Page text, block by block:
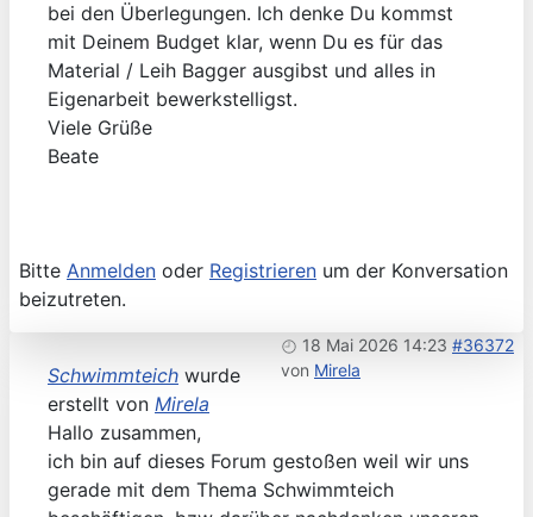
bei den Überlegungen. Ich denke Du kommst
mit Deinem Budget klar, wenn Du es für das
Material / Leih Bagger ausgibst und alles in
Eigenarbeit bewerkstelligst.
Viele Grüße
Beate
Bitte Anmelden oder Registrieren um der Konversation
beizutreten.
18 Mai 2026 14:23 #36372
von Mirela
Schwimmteich wurde
erstellt von Mirela
Hallo zusammen,
ich bin auf dieses Forum gestoßen weil wir uns
gerade mit dem Thema Schwimmteich